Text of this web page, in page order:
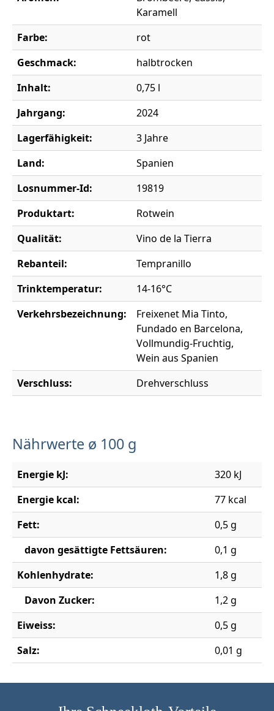
Karamell
Farbe:
rot
Geschmack:
halbtrocken
Inhalt:
0,75 l
Jahrgang:
2024
Lagerfähigkeit:
3 Jahre
Land:
Spanien
Losnummer-Id:
19819
Produktart:
Rotwein
Qualität:
Vino de la Tierra
Rebanteil:
Tempranillo
Trinktemperatur:
14-16°C
Verkehrsbezeichnung:
Freixenet Mia Tinto,
Fundado en Barcelona,
Vollmundig-Fruchtig,
Wein aus Spanien
Verschluss:
Drehverschluss
Nährwerte ø 100 g
Energie kJ:
320 kJ
Energie kcal:
77 kcal
Fett:
0,5 g
davon gesättigte Fettsäuren:
0,1 g
Kohlenhydrate:
1,8 g
Davon Zucker:
1,2 g
Eiweiss:
0,5 g
Salz:
0,01 g